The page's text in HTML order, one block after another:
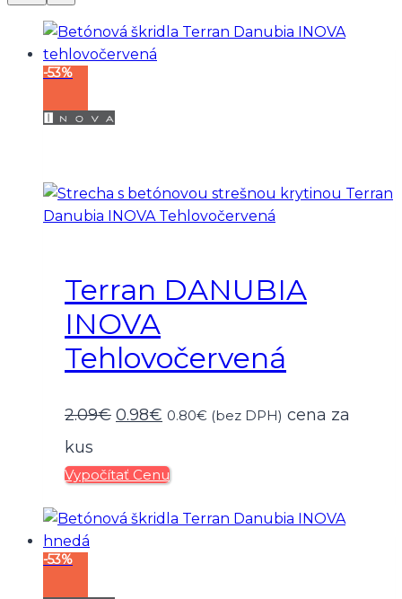
po
-53%
Terran DANUBIA
INOVA
Tehlovočervená
2.09€ Pôvodná
bola:
2.09€.
0.98€ Aktuálna
je:
0.98€.
0.80€ (bez DPH) cena za
kus
Vypočítať Cenu
-53%